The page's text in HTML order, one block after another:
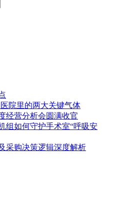
院里的两大关键气体
经营分析会圆满收官
组如何守护手术室“呼吸安
采购决策逻辑深度解析